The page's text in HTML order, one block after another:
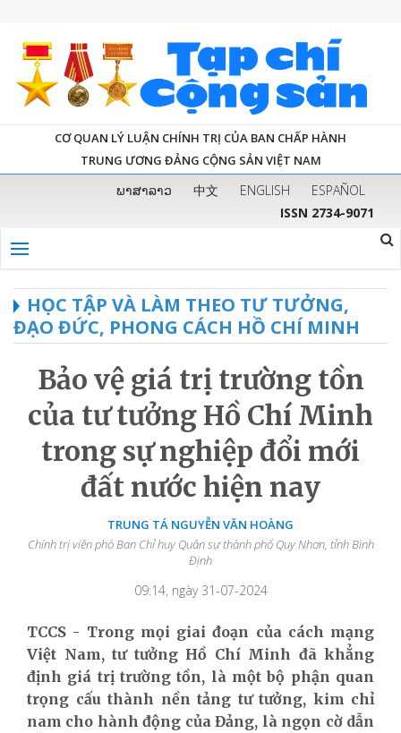
CƠ QUAN LÝ LUẬN CHÍNH TRỊ CỦA BAN CHẤP HÀNH
TRUNG ƯƠNG ĐẢNG CỘNG SẢN VIỆT NAM
ພາສາລາວ 中文 ENGLISH
ESPAÑOL
ISSN 2734-9071
HỌC TẬP VÀ LÀM THEO TƯ TƯỞNG,
ĐẠO ĐỨC, PHONG CÁCH HỒ CHÍ MINH
Bảo vệ giá trị trường tồn
của tư tưởng Hồ Chí Minh
trong sự nghiệp đổi mới
đất nước hiện nay
TRUNG TÁ NGUYỄN VĂN HOÀNG
Chính trị viên phó Ban Chỉ huy Quân sự thành phố Quy Nhơn, tỉnh Bình
Định
09:14, ngày 31-07-2024
TCCS - Trong mọi giai đoạn của cách mạng
Việt Nam, tư tưởng Hồ Chí Minh đã khẳng
định giá trị trường tồn, là một bộ phận quan
trọng cấu thành nền tảng tư tưởng, kim chỉ
nam cho hành động của Đảng, là ngọn cờ dẫn